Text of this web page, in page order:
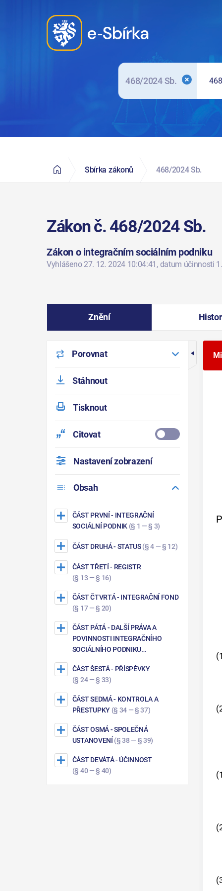
468/2024 Sb.
Sbírka zákonů 468/2024 Sb.
Zákon č. 468/2024 Sb.
Zákon o integračním sociálním podniku
Vyhlášeno 27. 12. 2024 10:04:41 , datum účinnosti
Znění
Porovnat
Stáhnout
Tisknout
Citovat
Nastavení zobrazení
Obsah
ČÁST PRVNÍ- INTEGRAČNÍ
SOCIÁLNÍ PODNIK(§ 1 — § 3)
ČÁST DRUHÁ- STATUS(§ 4 — § 12)
ČÁST TŘETÍ- REGISTR
(§ 13 — § 16)
ČÁST ČTVRTÁ- INTEGRAČNÍ FOND
(§ 17 — § 20)
ČÁST PÁTÁ- DALŠÍ PRÁVA A
POVINNOSTI INTEGRAČNÍHO
SOCIÁLNÍHO PODNIKU
ČÁST ŠESTÁ- PŘÍSPĚVKY
(§ 24 — § 33)
ČÁST SEDMÁ- KONTROLA A
PŘESTUPKY(§ 34 — § 37)
ČÁST OSMÁ- SPOLEČNÁ
USTANOVENÍ (§ 38 — § 39)
ČÁST DEVÁTÁ- ÚČINNOST
(§ 40 — § 40)